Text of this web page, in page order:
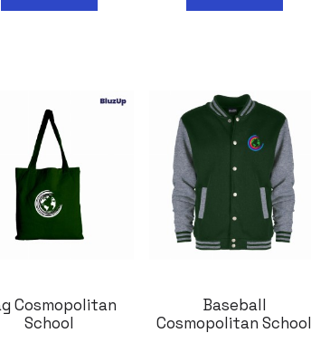
Cosmopolitan
School
Baseball
Cosmopolitan School